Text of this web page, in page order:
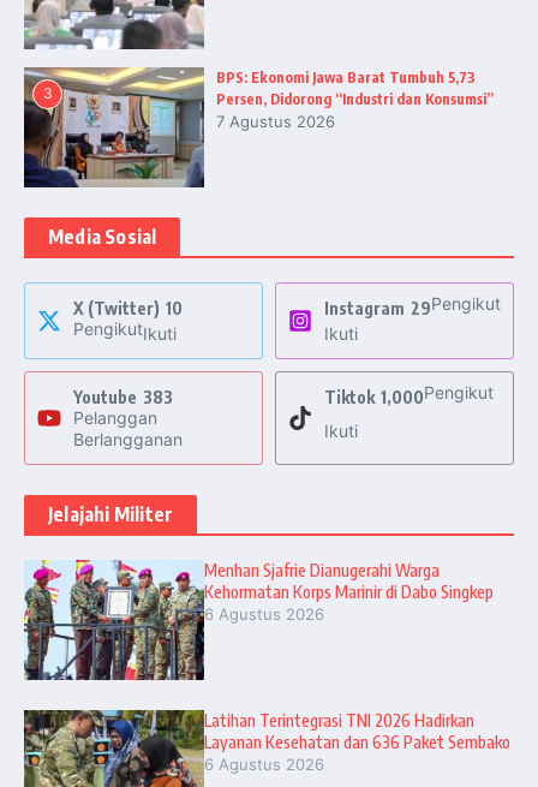
3
BPS: Ekonomi Jawa Barat Tumbuh 5,73
Persen, Didorong “Industri dan Konsumsi”
7 Agustus 2026
Media Sosial
X (Twitter) 10
PengikutIkuti
Instagram 29Pengikut
Ikuti
Youtube 383
Pelanggan
Berlangganan
Tiktok 1,000Pengikut
Ikuti
Jelajahi Militer
Menhan Sjafrie Dianugerahi Warga
Kehormatan Korps Marinir di Dabo Singkep
6 Agustus 2026
Latihan Terintegrasi TNI 2026 Hadirkan
Layanan Kesehatan dan 636 Paket Sembako
6 Agustus 2026